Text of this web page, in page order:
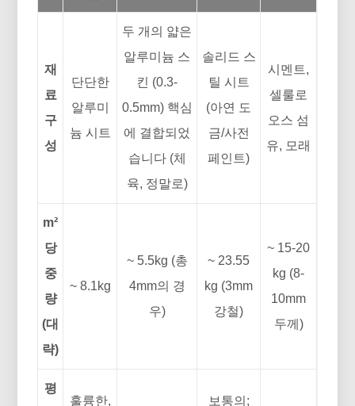
재
료
구
성
단단한
알루미
늄 시트
두 개의 얇은
알루미늄 스
킨 (0.3-
0.5mm) 핵심
에 결합되었
습니다 (체
육, 정말로)
솔리드 스
틸 시트
(아연 도
금/사전
페인트)
시멘트,
셀룰로
오스 섬
유, 모래
m²
당
중
량
(대
략)
~ 8.1kg
~ 5.5kg (총
4mm의 경
우)
~ 23.55
kg (3mm
강철)
~ 15-20
kg (8-
10mm
두께)
평
훌륭한,
보통의;